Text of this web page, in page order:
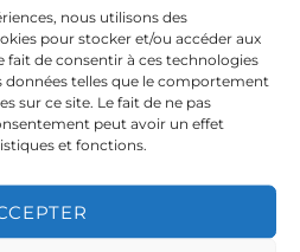
nous utilisons des
pour stocker et/ou accéder aux
fait de consentir à ces technologies
telles que le comportement
sur ce site. Le fait de ne pas
peut avoir un effet
et fonctions.
l’indépendance !!!!